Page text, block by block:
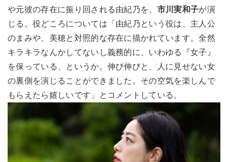
や元彼の存在に振り回される由紀乃を、 市川実和子が演
じる。役どころについては「由紀乃という役は、主人公
のまみや、美穂と対照的な存在に描かれています。全然
キラキラなんかしてないし義務的に、いわゆる『女子』
を保っている、というか。伸び伸びと、人に見せない女
の裏側を演じることができました。その空気を楽しんで
もらえたら嬉しいです」とコメントしている。